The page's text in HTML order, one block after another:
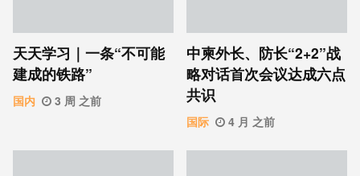
天天学习｜一条“不可能
建成的铁路”
国内 3 周 之前
中柬外长、防长“2+2”战
略对话首次会议达成六点
共识
国际 4 月 之前